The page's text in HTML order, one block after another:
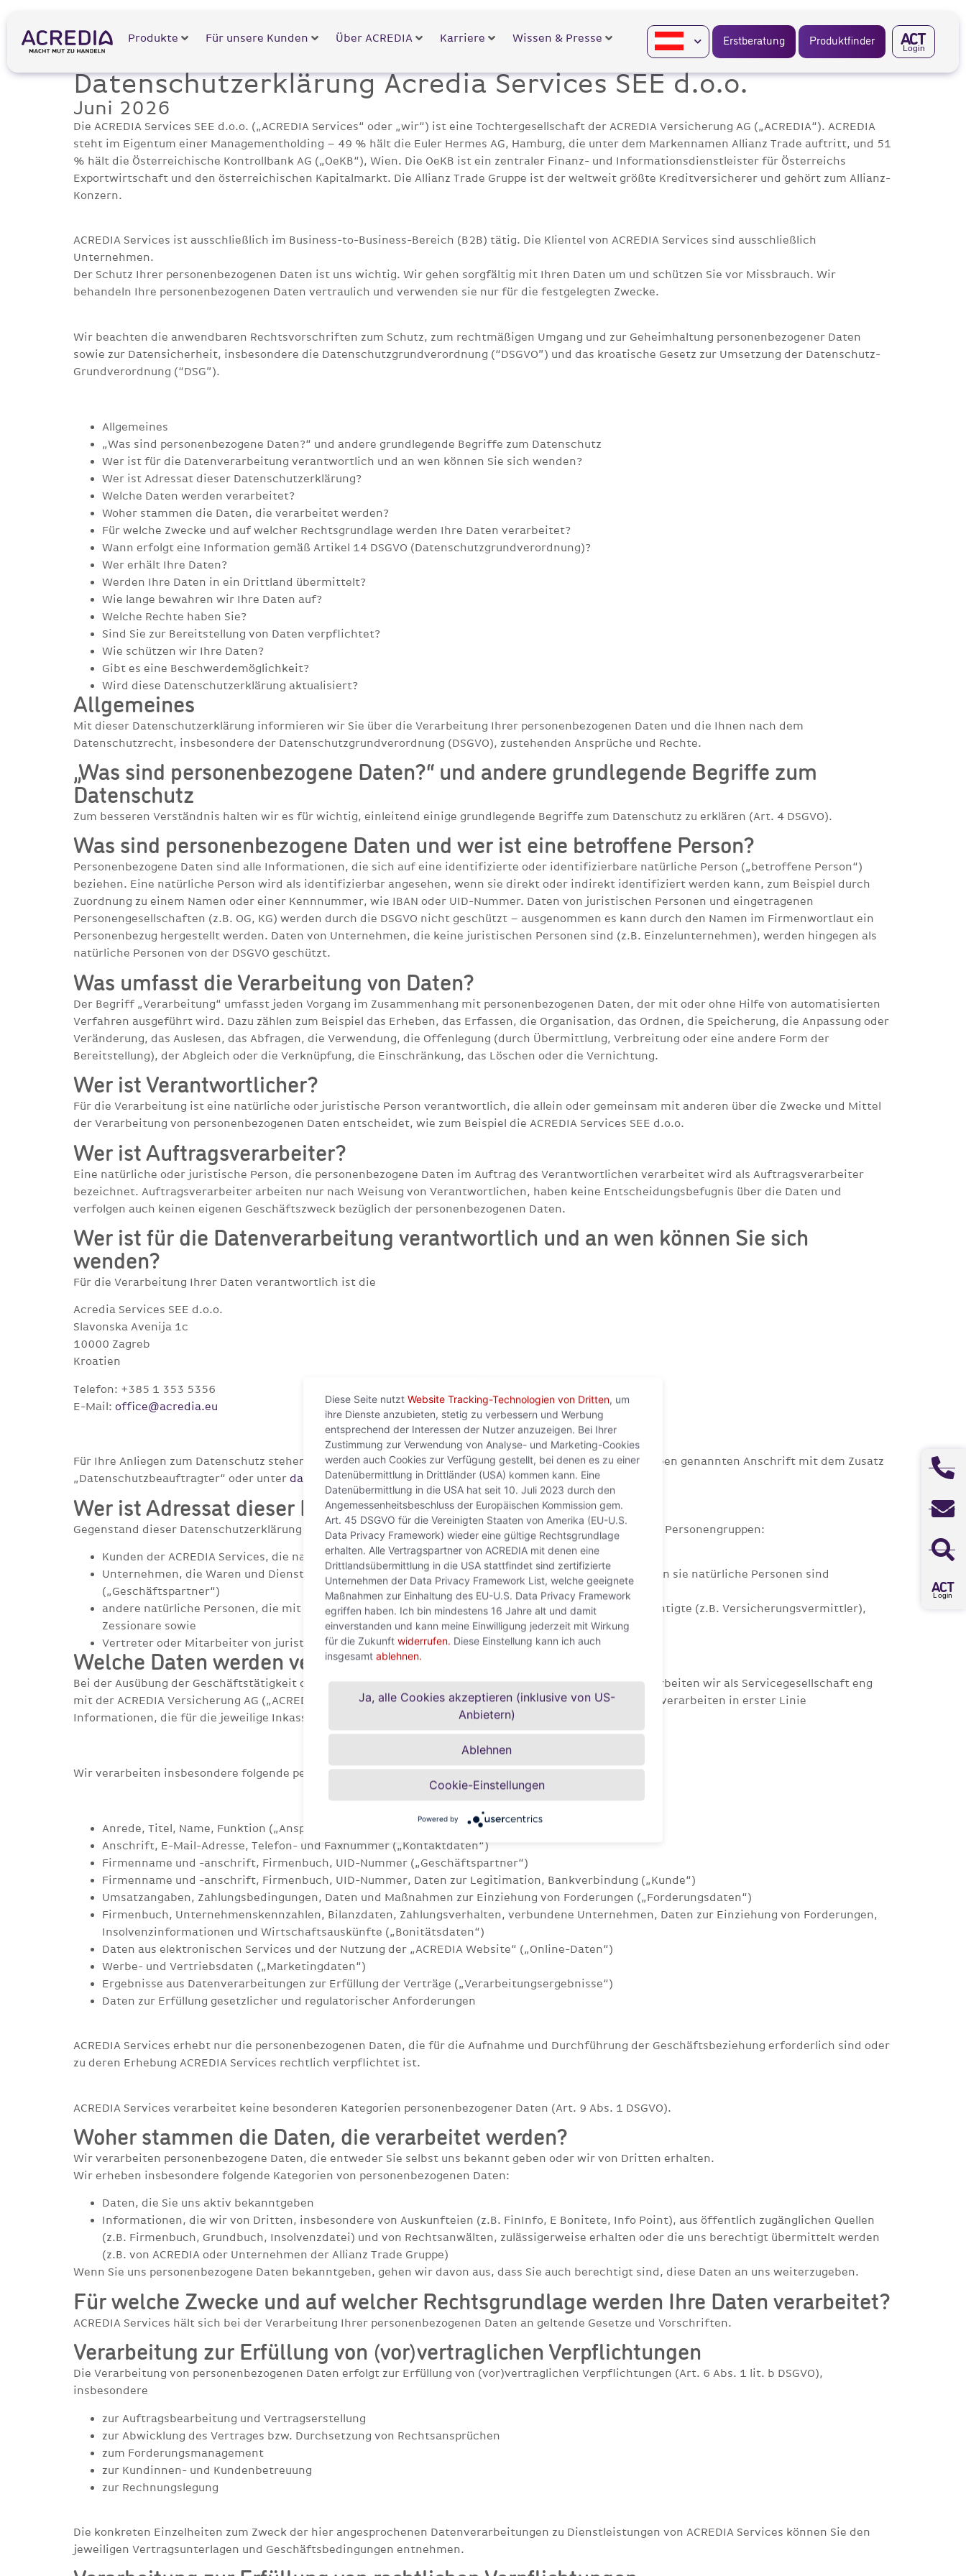
A CT
Login
Produkte Für unsere Kunden Über ACREDIA Karriere Wissen & Presse Erstberatung Produktfinder A CT
Login
Datenschutzerklärung Acredia Services SEE d.o.o.
Juni 2026
Die ACREDIA Services SEE d.o.o. („ACREDIA Services“ oder „wir“) ist eine Tochtergesellschaft der ACREDIA Versicherung AG („ACREDIA“). ACREDIA
steht im Eigentum einer Managementholding – 49 % hält die Euler Hermes AG, Hamburg, die unter dem Markennamen Allianz Trade auftritt, und 51
% hält die Österreichische Kontrollbank AG („OeKB“), Wien. Die OeKB ist ein zentraler Finanz- und Informationsdienstleister für Österreichs
Exportwirtschaft und den österreichischen Kapitalmarkt. Die Allianz Trade Gruppe ist der weltweit größte Kreditversicherer und gehört zum Allianz-
Konzern.
ACREDIA Services ist ausschließlich im Business-to-Business-Bereich (B2B) tätig. Die Klientel von ACREDIA Services sind ausschließlich
Unternehmen.
Der Schutz Ihrer personenbezogenen Daten ist uns wichtig. Wir gehen sorgfältig mit Ihren Daten um und schützen Sie vor Missbrauch. Wir
behandeln Ihre personenbezogenen Daten vertraulich und verwenden sie nur für die festgelegten Zwecke.
Wir beachten die anwendbaren Rechtsvorschriften zum Schutz, zum rechtmäßigen Umgang und zur Geheimhaltung personenbezogener Daten
sowie zur Datensicherheit, insbesondere die Datenschutzgrundverordnung (“DSGVO”) und das kroatische Gesetz zur Umsetzung der Datenschutz-
Grundverordnung (“DSG”).
Allgemeines
„Was sind personenbezogene Daten?“ und andere grundlegende Begriffe zum Datenschutz
Wer ist für die Datenverarbeitung verantwortlich und an wen können Sie sich wenden?
Wer ist Adressat dieser Datenschutzerklärung?
Welche Daten werden verarbeitet?
Woher stammen die Daten, die verarbeitet werden?
Für welche Zwecke und auf welcher Rechtsgrundlage werden Ihre Daten verarbeitet?
Wann erfolgt eine Information gemäß Artikel 14 DSGVO (Datenschutzgrundverordnung)?
Wer erhält Ihre Daten?
Werden Ihre Daten in ein Drittland übermittelt?
Wie lange bewahren wir Ihre Daten auf?
Welche Rechte haben Sie?
Sind Sie zur Bereitstellung von Daten verpflichtet?
Wie schützen wir Ihre Daten?
Gibt es eine Beschwerdemöglichkeit?
Wird diese Datenschutzerklärung aktualisiert?
Allgemeines
Mit dieser Datenschutzerklärung informieren wir Sie über die Verarbeitung Ihrer personenbezogenen Daten und die Ihnen nach dem
Datenschutzrecht, insbesondere der Datenschutzgrundverordnung (DSGVO), zustehenden Ansprüche und Rechte.
„Was sind personenbezogene Daten?“ und andere grundlegende Begriffe zum
Datenschutz
Zum besseren Verständnis halten wir es für wichtig, einleitend einige grundlegende Begriffe zum Datenschutz zu erklären (Art. 4 DSGVO).
Was sind personenbezogene Daten und wer ist eine betroffene Person?
Personenbezogene Daten sind alle Informationen, die sich auf eine identifizierte oder identifizierbare natürliche Person („betroffene Person“)
beziehen. Eine natürliche Person wird als identifizierbar angesehen, wenn sie direkt oder indirekt identifiziert werden kann, zum Beispiel durch
Zuordnung zu einem Namen oder einer Kennnummer, wie IBAN oder UID-Nummer. Daten von juristischen Personen und eingetragenen
Personengesellschaften (z.B. OG, KG) werden durch die DSGVO nicht geschützt – ausgenommen es kann durch den Namen im Firmenwortlaut ein
Personenbezug hergestellt werden. Daten von Unternehmen, die keine juristischen Personen sind (z.B. Einzelunternehmen), werden hingegen als
natürliche Personen von der DSGVO geschützt.
Was umfasst die Verarbeitung von Daten?
Der Begriff „Verarbeitung“ umfasst jeden Vorgang im Zusammenhang mit personenbezogenen Daten, der mit oder ohne Hilfe von automatisierten
Verfahren ausgeführt wird. Dazu zählen zum Beispiel das Erheben, das Erfassen, die Organisation, das Ordnen, die Speicherung, die Anpassung oder
Veränderung, das Auslesen, das Abfragen, die Verwendung, die Offenlegung (durch Übermittlung, Verbreitung oder eine andere Form der
Bereitstellung), der Abgleich oder die Verknüpfung, die Einschränkung, das Löschen oder die Vernichtung.
Wer ist Verantwortlicher?
Für die Verarbeitung ist eine natürliche oder juristische Person verantwortlich, die allein oder gemeinsam mit anderen über die Zwecke und Mittel
der Verarbeitung von personenbezogenen Daten entscheidet, wie zum Beispiel die ACREDIA Services SEE d.o.o.
Wer ist Auftragsverarbeiter?
Eine natürliche oder juristische Person, die personenbezogene Daten im Auftrag des Verantwortlichen verarbeitet wird als Auftragsverarbeiter
bezeichnet. Auftragsverarbeiter arbeiten nur nach Weisung von Verantwortlichen, haben keine Entscheidungsbefugnis über die Daten und
verfolgen auch keinen eigenen Geschäftszweck bezüglich der personenbezogenen Daten.
Wer ist für die Datenverarbeitung verantwortlich und an wen können Sie sich
wenden?
Für die Verarbeitung Ihrer Daten verantwortlich ist die
Acredia Services SEE d.o.o.
Slavonska Avenija 1c
10000 Zagreb
Kroatien
Telefon: +385 1 353 5356
E-Mail: office@acredia.eu
Für Ihre Anliegen zum Datenschutz stehen Ihnen unsere Ansprechpartner für den Datenschutz unter der oben genannten Anschrift mit dem Zusatz
„Datenschutzbeauftragter“ oder unter datenschutz@acredia.at zur Verfügung.
Wer ist Adressat dieser Datenschutzerklärung?
Gegenstand dieser Datenschutzerklärung sind die personenbezogenen Daten von folgenden Personen bzw. Personengruppen:
Kunden der ACREDIA Services, die natürliche Personen sind („Kunden“)
Unternehmen, die Waren und Dienstleistungen von den Kunden der ACREDIA Services beziehen, sofern sie natürliche Personen sind
(„Geschäftspartner“)
andere natürliche Personen, die mit ACREDIA Services in Kontakt stehen, wie zum Beispiel Bevollmächtigte (z.B. Versicherungsvermittler),
Zessionare sowie
Vertreter oder Mitarbeiter von juristischen Personen wirtschaftlich Berechtigte unserer Kunden
Welche Daten werden verarbeitet?
Bei der Ausübung der Geschäftstätigkeit der Einziehung von aushaftenden Forderungen in Südosteuropa arbeiten wir als Servicegesellschaft eng
mit der ACREDIA Versicherung AG („ACREDIA“) und Unternehmen der Allianz Trade Gruppe zusammen. Wir verarbeiten in erster Linie
Informationen, die für die jeweilige Inkassodienstleistung erforderlich sind.
Wir verarbeiten insbesondere folgende personenbezogenen Daten:
Anrede, Titel, Name, Funktion („Ansprechperson“)
Anschrift, E-Mail-Adresse, Telefon- und Faxnummer („Kontaktdaten“)
Firmenname und -anschrift, Firmenbuch, UID-Nummer („Geschäftspartner“)
Firmenname und -anschrift, Firmenbuch, UID-Nummer, Daten zur Legitimation, Bankverbindung („Kunde“)
Umsatzangaben, Zahlungsbedingungen, Daten und Maßnahmen zur Einziehung von Forderungen („Forderungsdaten“)
Firmenbuch, Unternehmenskennzahlen, Bilanzdaten, Zahlungsverhalten, verbundene Unternehmen, Daten zur Einziehung von Forderungen,
Insolvenzinformationen und Wirtschaftsauskünfte („Bonitätsdaten“)
Daten aus elektronischen Services und der Nutzung der „ACREDIA Website“ („Online-Daten“)
Werbe- und Vertriebsdaten („Marketingdaten“)
Ergebnisse aus Datenverarbeitungen zur Erfüllung der Verträge („Verarbeitungsergebnisse“)
Daten zur Erfüllung gesetzlicher und regulatorischer Anforderungen
ACREDIA Services erhebt nur die personenbezogenen Daten, die für die Aufnahme und Durchführung der Geschäftsbeziehung erforderlich sind oder
zu deren Erhebung ACREDIA Services rechtlich verpflichtet ist.
ACREDIA Services verarbeitet keine besonderen Kategorien personenbezogener Daten (Art. 9 Abs. 1 DSGVO).
Woher stammen die Daten, die verarbeitet werden?
Wir verarbeiten personenbezogene Daten, die entweder Sie selbst uns bekannt geben oder wir von Dritten erhalten.
Wir erheben insbesondere folgende Kategorien von personenbezogenen Daten:
Daten, die Sie uns aktiv bekanntgeben
Informationen, die wir von Dritten, insbesondere von Auskunfteien (z.B. FinInfo, E Bonitete, Info Point), aus öffentlich zugänglichen Quellen
(z.B. Firmenbuch, Grundbuch, Insolvenzdatei) und von Rechtsanwälten, zulässigerweise erhalten oder die uns berechtigt übermittelt werden
(z.B. von ACREDIA oder Unternehmen der Allianz Trade Gruppe)
Wenn Sie uns personenbezogene Daten bekanntgeben, gehen wir davon aus, dass Sie auch berechtigt sind, diese Daten an uns weiterzugeben.
Für welche Zwecke und auf welcher Rechtsgrundlage werden Ihre Daten verarbeitet?
ACREDIA Services hält sich bei der Verarbeitung Ihrer personenbezogenen Daten an geltende Gesetze und Vorschriften.
Verarbeitung zur Erfüllung von (vor)vertraglichen Verpflichtungen
Die Verarbeitung von personenbezogenen Daten erfolgt zur Erfüllung von (vor)vertraglichen Verpflichtungen (Art. 6 Abs. 1 lit. b DSGVO),
insbesondere
zur Auftragsbearbeitung und Vertragserstellung
zur Abwicklung des Vertrages bzw. Durchsetzung von Rechtsansprüchen
zum Forderungsmanagement
zur Kundinnen- und Kundenbetreuung
zur Rechnungslegung
Die konkreten Einzelheiten zum Zweck der hier angesprochenen Datenverarbeitungen zu Dienstleistungen von ACREDIA Services können Sie den
jeweiligen Vertragsunterlagen und Geschäftsbedingungen entnehmen.
Diese Seite nutzt Website Tracking-Technologien von Dritten, um
ihre Dienste anzubieten, stetig zu verbessern und Werbung
entsprechend der Interessen der Nutzer anzuzeigen. Bei Ihrer
Zustimmung zur Verwendung von Analyse- und Marketing-Cookies
werden auch Cookies zur Verfügung gestellt, bei denen es zu einer
Datenübermittlung in Drittländer (USA) kommen kann. Eine
Datenübermittlung in die USA hat seit 10. Juli 2023 durch den
Angemessenheitsbeschluss der Europäischen Kommission gem.
Art. 45 DSGVO für die Vereinigten Staaten von Amerika (EU-U.S.
Data Privacy Framework) wieder eine gültige Rechtsgrundlage
erhalten. Alle Vertragspartner von ACREDIA mit denen eine
Drittlandsübermittlung in die USA stattfindet sind zertifizierte
Unternehmen der Data Privacy Framework List, welche geeignete
Maßnahmen zur Einhaltung des EU-U.S. Data Privacy Framework
egriffen haben. Ich bin mindestens 16 Jahre alt und damit
einverstanden und kann meine Einwilligung jederzeit mit Wirkung
für die Zukunft widerrufen. Diese Einstellung kann ich auch
insgesamt ablehnen.
Ja, alle Cookies akzeptieren (inklusive von US-
Anbietern)
Ablehnen
Cookie-Einstellungen
Powered by